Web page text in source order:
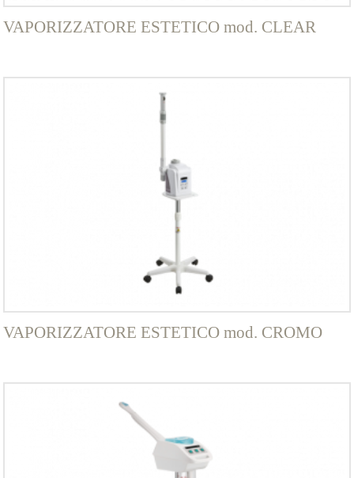
VAPORIZZATORE ESTETICO mod. CLEAR
VAPORIZZATORE ESTETICO mod. CROMO